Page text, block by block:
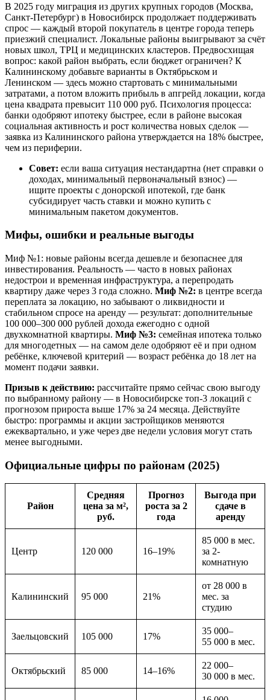
В 2025 году миграция из других крупных городов (Москва,
Санкт-Петербург) в Новосибирск продолжает поддерживать
спрос — каждый второй покупатель в центре города теперь
приезжий специалист. Локальные районы выигрывают за счёт
новых школ, ТРЦ и медицинских кластеров. Предвосхищая
вопрос: какой район выбрать, если бюджет ограничен? К
Калининскому добавьте варианты в Октябрьском и
Ленинском — здесь можно стартовать с минимальными
затратами, а потом вложить прибыль в апгрейд локации, когда
цена квадрата превысит 110 000 руб. Психология процесса:
банки одобряют ипотеку быстрее, если в районе высокая
социальная активность и рост количества новых сделок —
заявка из Калининского района утверждается на 18% быстрее,
чем из периферии.
Совет: если ваша ситуация нестандартна (нет справки о
доходах, минимальный первоначальный взнос) —
ищите проекты с донорской ипотекой, где банк
субсидирует часть ставки и можно купить с
минимальным пакетом документов.
Мифы, ошибки и реальные выгоды
Миф №1: новые районы всегда дешевле и безопаснее для
инвестирования. Реальность — часто в новых районах
недострои и временная инфраструктура, а перепродать
квартиру даже через 3 года сложно. Миф №2: в центре всегда
переплата за локацию, но забывают о ликвидности и
стабильном спросе на аренду — результат: дополнительные
100 000–300 000 рублей дохода ежегодно с одной
двухкомнатной квартиры. Миф №3: семейная ипотека только
для многодетных — на самом деле одобряют её и при одном
ребёнке, ключевой критерий — возраст ребёнка до 18 лет на
момент подачи заявки.
Призыв к действию: рассчитайте прямо сейчас свою выгоду
по выбранному району — в Новосибирске топ-3 локаций с
прогнозом прироста выше 17% за 24 месяца. Действуйте
быстро: программы и акции застройщиков меняются
ежеквартально, и уже через две недели условия могут стать
менее выгодными.
Официальные цифры по районам (2025)
Район
Средняя
цена за м²,
руб.
Прогноз
роста за 2
года
Выгода при
сдаче в
аренду
Центр 120 000 16–19%
85 000 в мес.
за 2-
комнатную
Калининский 95 000 21%
от 28 000 в
мес. за
студию
Заельцовский 105 000 17%
35 000–
55 000 в мес.
Октябрьский 85 000 14–16%
22 000–
30 000 в мес.